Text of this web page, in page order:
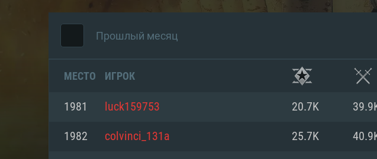
Прошлый месяц
МЕСТО ИГРОК
1981 luck159753 20.7K
1982 colvinci_131a 25.7K